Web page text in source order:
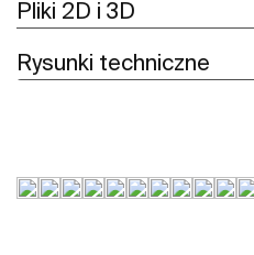
Pliki 2D i 3D
Rysunki techniczne